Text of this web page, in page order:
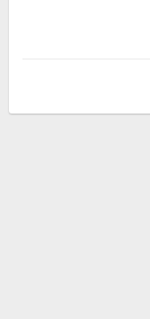
gram av